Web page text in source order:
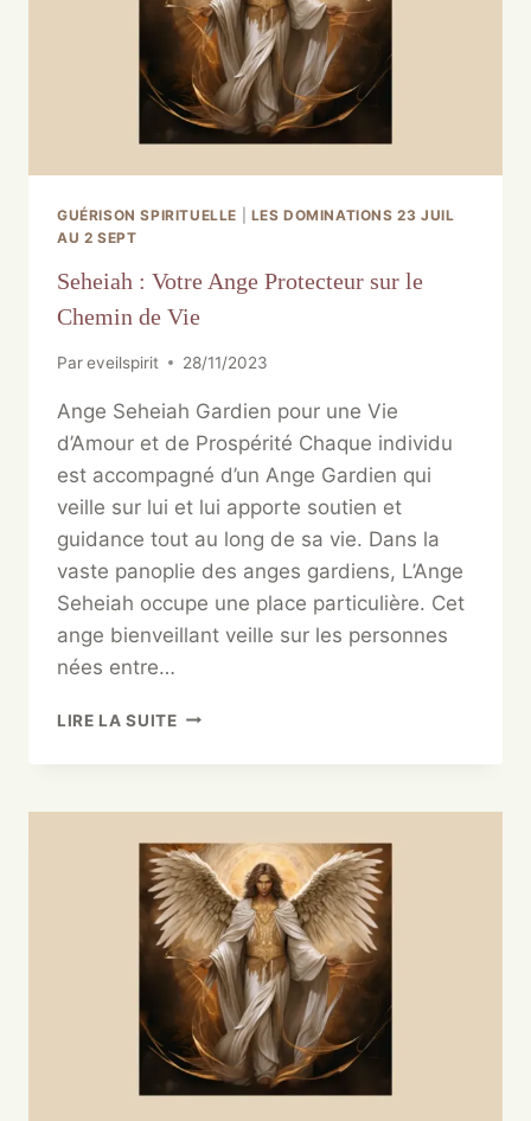
GUÉRISON SPIRITUELLE
LES DOMINATIONS 23 JUIL
AU 2 SEPT
Seheiah : Votre Ange Protecteur sur le
Chemin de Vie
Pareveilspirit 28/11/2023
Ange Seheiah Gardien pour une Vie
d’Amour et de Prospérité Chaque individu
est accompagné d’un Ange Gardien qui
veille sur lui et lui apporte soutien et
guidance tout au long de sa vie. Dans la
vaste panoplie des anges gardiens, L’Ange
Seheiah occupe une place particulière. Cet
ange bienveillant veille sur les personnes
nées entre…
LIRE LA SUITE